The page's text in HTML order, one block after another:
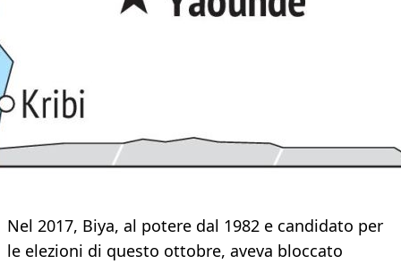
Nel 2017, Biya, al potere dal 1982 e candidato per
le elezioni di questo ottobre, aveva bloccato